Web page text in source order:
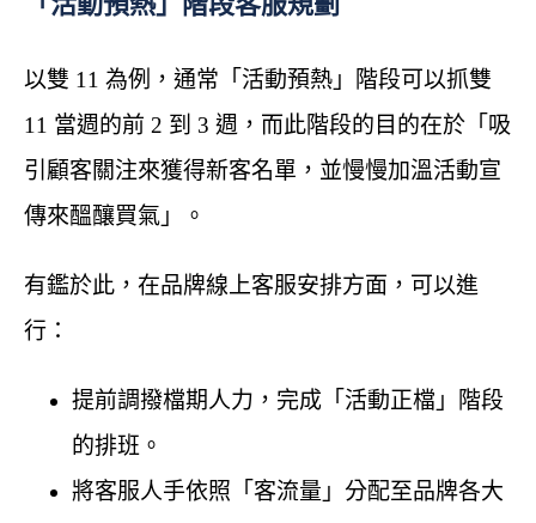
以雙 11 為例，通常「活動預熱」階段可以抓雙
11 當週的前 2 到 3 週，而此階段的目的在於「吸
引顧客關注來獲得新客名單，並慢慢加溫活動宣
傳來醞釀買氣」。
有鑑於此，在品牌線上客服安排方面，可以進
行：
提前調撥檔期人力，完成「活動正檔」階段
的排班。
將客服人手依照「客流量」分配至品牌各大